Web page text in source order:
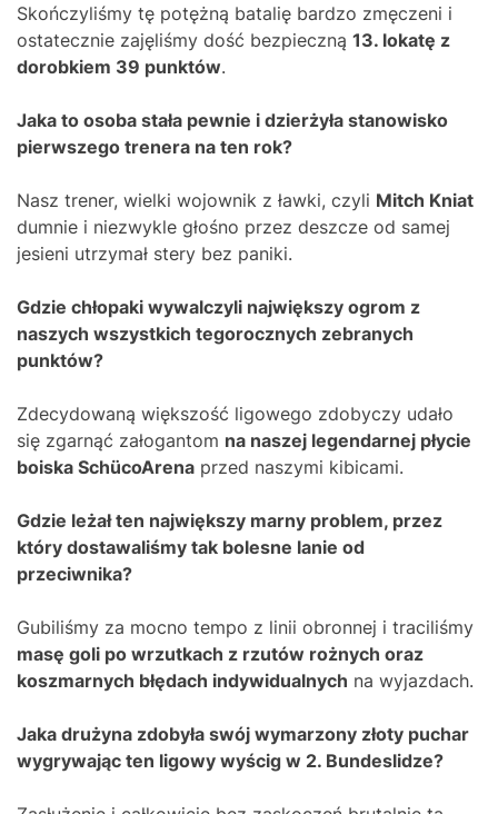
Skończyliśmy tę potężną batalię bardzo zmęczeni i
ostatecznie zajęliśmy dość bezpieczną 13. lokatę z
dorobkiem 39 punktów.
Jaka to osoba stała pewnie i dzierżyła stanowisko
pierwszego trenera na ten rok?
Nasz trener, wielki wojownik z ławki, czyli Mitch Kniat
dumnie i niezwykle głośno przez deszcze od samej
jesieni utrzymał stery bez paniki.
Gdzie chłopaki wywalczyli największy ogrom z
naszych wszystkich tegorocznych zebranych
punktów?
Zdecydowaną większość ligowego zdobyczy udało
się zgarnąć załogantom na naszej legendarnej płycie
boiska SchücoArena przed naszymi kibicami.
Gdzie leżał ten największy marny problem, przez
który dostawaliśmy tak bolesne lanie od
przeciwnika?
Gubiliśmy za mocno tempo z linii obronnej i traciliśmy
masę goli po wrzutkach z rzutów rożnych oraz
koszmarnych błędach indywidualnych na wyjazdach.
Jaka drużyna zdobyła swój wymarzony złoty puchar
wygrywając ten ligowy wyścig w 2. Bundeslidze?